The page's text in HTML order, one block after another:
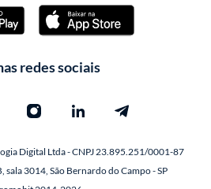
redes sociais
Digital Ltda - CNPJ 23.895.251/0001-87
sala 3014, São Bernardo do Campo - SP